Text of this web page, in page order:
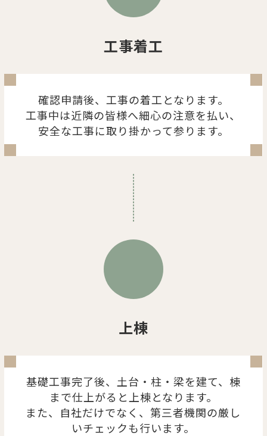
工事着工
確認申請後、工事の着工となります。
工事中は近隣の皆様へ細心の注意を払い、
安全な工事に取り掛かって参ります。
上棟
基礎工事完了後、土台・柱・梁を建て、棟
まで仕上がると上棟となります。
また、自社だけでなく、第三者機関の厳し
いチェックも行います。